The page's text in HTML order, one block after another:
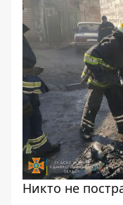
Никто не